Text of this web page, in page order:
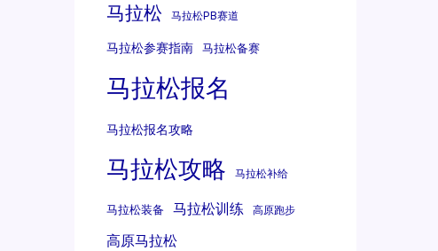
马拉松 马拉松PB赛道
马拉松参赛指南 马拉松备赛
马拉松报名
马拉松报名攻略
马拉松攻略 马拉松补给
马拉松装备 马拉松训练 高原跑步
高原马拉松